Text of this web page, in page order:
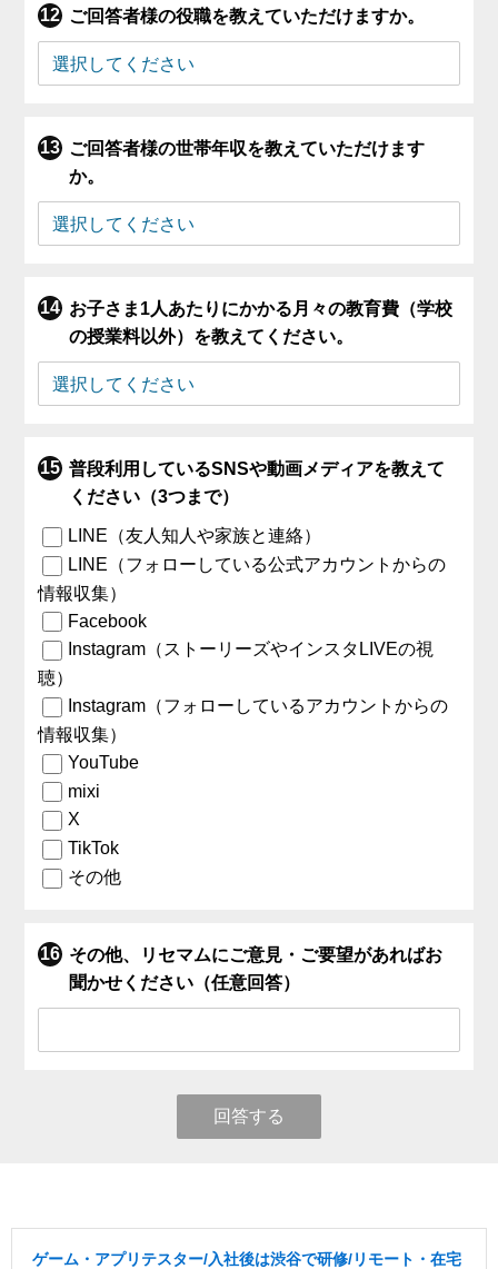
ご回答者様の役職を教えていただけますか。
ご回答者様の世帯年収を教えていただけます
か。
お子さま1人あたりにかかる月々の教育費（学校
の授業料以外）を教えてください。
普段利用しているSNSや動画メディアを教えて
ください（3つまで）
LINE（友人知人や家族と連絡）
LINE（フォローしている公式アカウントからの
情報収集）
Facebook
Instagram（ストーリーズやインスタLIVEの視
聴）
Instagram（フォローしているアカウントからの
情報収集）
YouTube
mixi
X
TikTok
その他
その他、リセマムにご意見・ご要望があればお
聞かせください（任意回答）
回答する
ゲーム・アプリテスター/入社後は渋谷で研修/リモート・在宅